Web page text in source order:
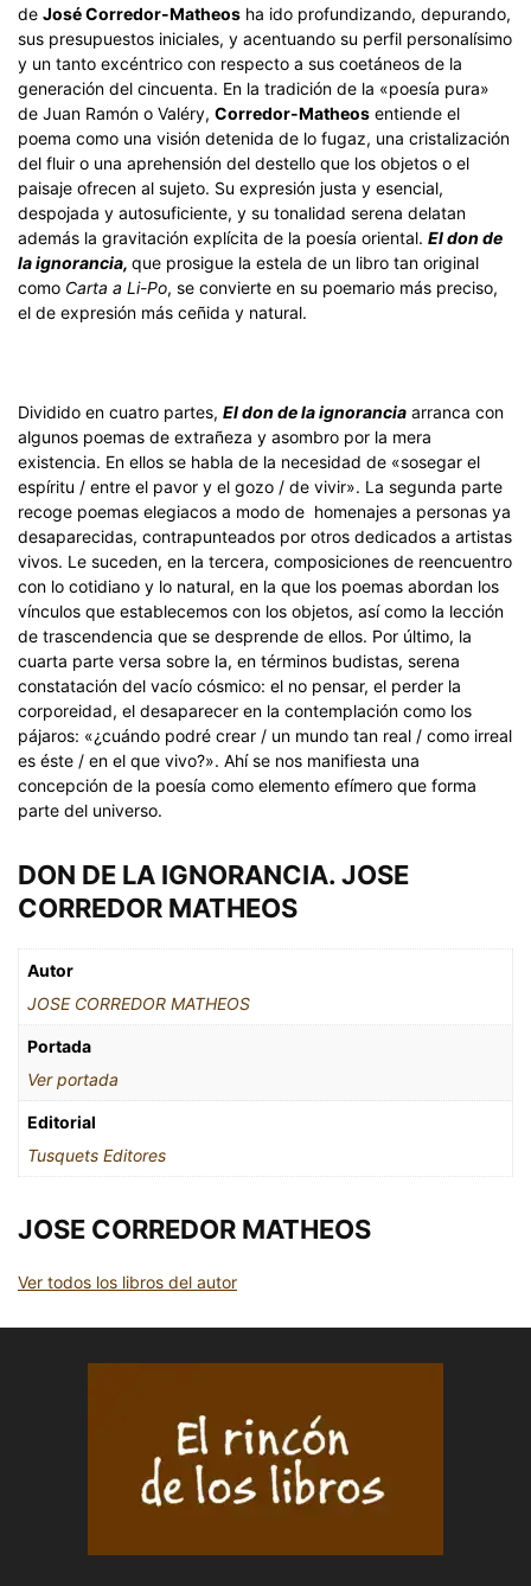
de José Corredor-Matheos ha ido profundizando, depurando,
sus presupuestos iniciales, y acentuando su perfil personalísimo
y un tanto excéntrico con respecto a sus coetáneos de la
generación del cincuenta. En la tradición de la «poesía pura»
de Juan Ramón o Valéry, Corredor-Matheos entiende el
poema como una visión detenida de lo fugaz, una cristalización
del fluir o una aprehensión del destello que los objetos o el
paisaje ofrecen al sujeto. Su expresión justa y esencial,
despojada y autosuficiente, y su tonalidad serena delatan
además la gravitación explícita de la poesía oriental. El don de
la ignorancia, que prosigue la estela de un libro tan original
como Carta a Li-Po, se convierte en su poemario más preciso,
el de expresión más ceñida y natural.
Dividido en cuatro partes, El don de la ignorancia arranca con
algunos poemas de extrañeza y asombro por la mera
existencia. En ellos se habla de la necesidad de «sosegar el
espíritu / entre el pavor y el gozo / de vivir». La segunda parte
recoge poemas elegiacos a modo de homenajes a personas ya
desaparecidas, contrapunteados por otros dedicados a artistas
vivos. Le suceden, en la tercera, composiciones de reencuentro
con lo cotidiano y lo natural, en la que los poemas abordan los
vínculos que establecemos con los objetos, así como la lección
de trascendencia que se desprende de ellos. Por último, la
cuarta parte versa sobre la, en términos budistas, serena
constatación del vacío cósmico: el no pensar, el perder la
corporeidad, el desaparecer en la contemplación como los
pájaros: «¿cuándo podré crear / un mundo tan real / como irreal
es éste / en el que vivo?». Ahí se nos manifiesta una
concepción de la poesía como elemento efímero que forma
parte del universo.
DON DE LA IGNORANCIA. JOSE
CORREDOR MATHEOS
Autor
JOSE CORREDOR MATHEOS
Portada
Ver portada
Editorial
Tusquets Editores
JOSE CORREDOR MATHEOS
Ver todos los libros del autor